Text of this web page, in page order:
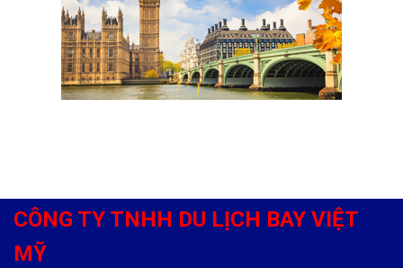
CÔNG TY TNHH DU LỊCH BAY VIỆT
MỸ